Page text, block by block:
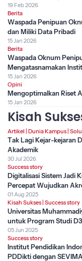
19 Feb 2026
Berita
Waspada Penipuan
dan Miliki Data Pribadi
15 Jan 2026
Berita
Waspada Oknum
Mengatasnamakan
15 Jan 2026
Opini
Mengoptimalkan Riset
15 Jan 2026
Kisah
Artikel Dunia Kampus
Tak Lagi Kejar-kejaran
Akademik
30 Jul 2026
Success story
Digitalisasi Sistem Jadi
Percepat Wujudkan
01 Aug 2025
Kisah Sukses Success story
Universitas
untuk Program Studi
05 Jun 2025
Success story
Institut Pendidikan
PDDikti dengan